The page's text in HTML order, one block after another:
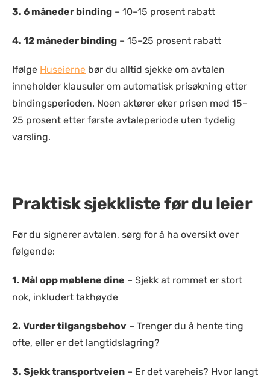
3. 6 måneder binding – 10–15 prosent rabatt
4. 12 måneder binding – 15–25 prosent rabatt
Ifølge Huseierne bør du alltid sjekke om avtalen
inneholder klausuler om automatisk prisøkning etter
bindingsperioden. Noen aktører øker prisen med 15–
25 prosent etter første avtaleperiode uten tydelig
varsling.
Praktisk sjekkliste før du leier
Før du signerer avtalen, sørg for å ha oversikt over
følgende:
1. Mål opp møblene dine – Sjekk at rommet er stort
nok, inkludert takhøyde
2. Vurder tilgangsbehov – Trenger du å hente ting
ofte, eller er det langtidslagring?
3. Sjekk transportveien – Er det vareheis? Hvor langt